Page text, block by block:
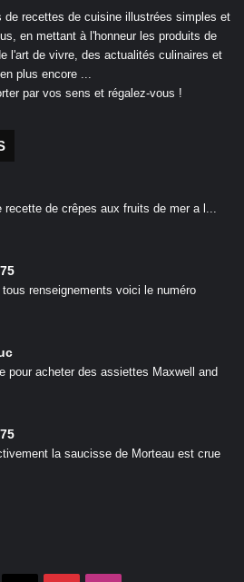
recettes de cuisine illustrées simples et
en mettant à l'honneur les produits de
l'art de vivre, des actualités culinaires et
plus encore ...
par vos sens et régalez-vous !
recette de crêpes aux fruits de mer a l...
tous renseignements voici le numéro
pour acheter des assiettes Maxwell and
la saucisse de Morteau est crue